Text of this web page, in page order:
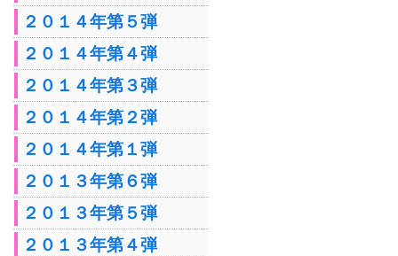
２０１４年第５弾
２０１４年第４弾
２０１４年第３弾
２０１４年第２弾
２０１４年第１弾
２０１３年第６弾
２０１３年第５弾
２０１３年第４弾